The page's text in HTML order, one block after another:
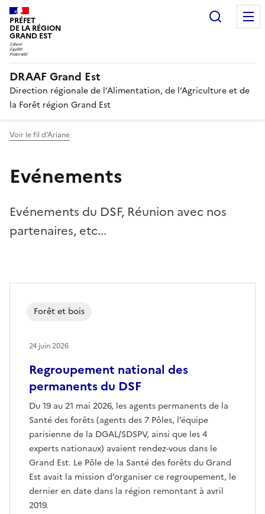
PRÉFET
DE LA RÉGION
GRAND EST
DRAAF Grand Est
Direction régionale de l’Alimentation, de l’Agriculture et de
la Forêt région Grand Est
Voir le fil d'Ariane
Evénements
Evénements du DSF, Réunion avec nos
partenaires, etc...
Regroupement national des
permanents du DSF
Du 19 au 21 mai 2026, les agents permanents de la
Santé des forêts (agents des 7 Pôles, l’équipe
parisienne de la DGAL/SDSPV, ainsi que les 4
experts nationaux) avaient rendez-vous dans le
Grand Est. Le Pôle de la Santé des forêts du Grand
Est avait la mission d’organiser ce regroupement, le
dernier en date dans la région remontant à avril
2019.
Forêt et bois
24 juin 2026